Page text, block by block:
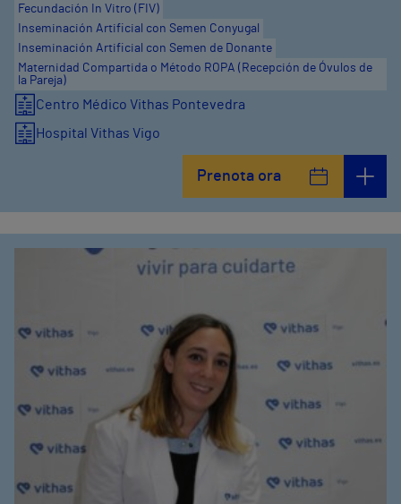
Fecundación In Vitro (FIV)
Inseminación Artificial con Semen Conyugal
Inseminación Artificial con Semen de Donante
Maternidad Compartida o Método ROPA (Recepción de Óvulos de
la Pareja)
Centro Médico Vithas Pontevedra
Hospital Vithas Vigo
Prenota ora